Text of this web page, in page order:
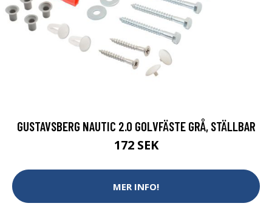
GUSTAVSBERG NAUTIC 2.0 GOLVFÄSTE GRÅ, STÄLLBAR
172 SEK
MER INFO!